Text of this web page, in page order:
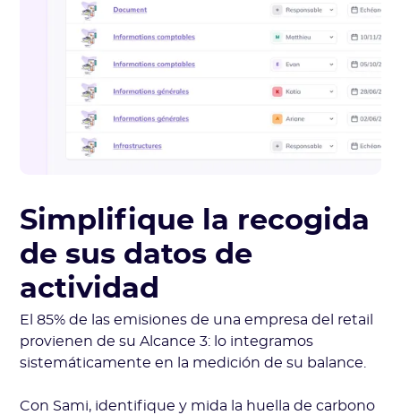
Simplifique la recogida
de sus datos de
actividad
El 85% de las emisiones de una empresa del retail
provienen de su Alcance 3: lo integramos
sistemáticamente en la medición de su balance.
Con Sami, identifique y mida la huella de carbono